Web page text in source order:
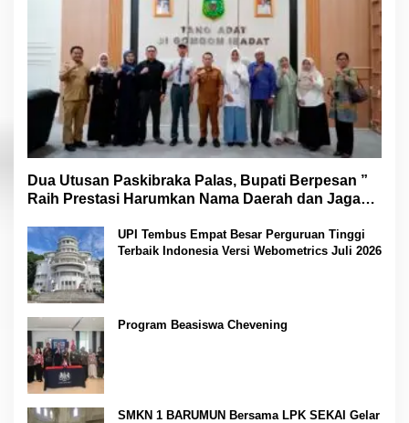
Dua Utusan Paskibraka Palas, Bupati Berpesan ”
Raih Prestasi Harumkan Nama Daerah dan Jaga
UPI Tembus Empat Besar Perguruan Tinggi
Terbaik Indonesia Versi Webometrics Juli 2026
Program Beasiswa Chevening
SMKN 1 BARUMUN Bersama LPK SEKAI Gelar